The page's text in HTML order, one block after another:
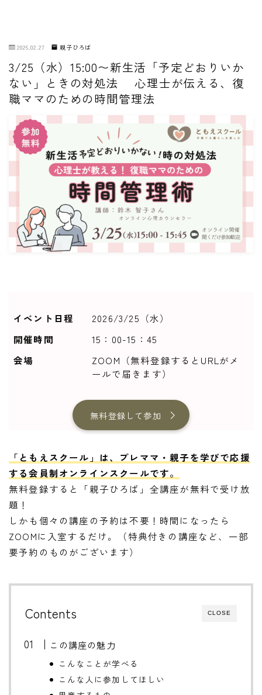
2026.02.27 親子ひろば
3/25（水）15:00〜新生活「予定どおりいか
ない」ときの対処法 心理士が伝える、復
職ママのための時間管理法
イベント日程
2026/3/25（水）
開催時間
15：00-15：45
会場
ZOOM（無料登録するとURLがメ
ールで届きます）
無料登録して参加
「ともえスクール」は、プレママ・親子を学びで応援
する会員制オンラインスクールです。
無料登録すると「親子ひろば」全講座が無料で受け放
題！
しかも個々の講座の予約は不要！時間になったら
ZOOMに入室するだけ。（特典付きの講座など、一部
要予約のものがございます）
CLOSE
Contents
この講座の魅力
こんなことが学べる
こんな人に参加してほしい